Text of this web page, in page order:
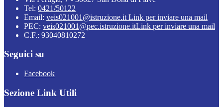
Tel: 0421/50122
Email: veis021001@istruzione.it Link per inviare una mail
PEC: veis021001@pec.istruzione.itLink per inviare una mail
C.F.: 93040810272
Seguici su
Facebook
Sezione Link Utili